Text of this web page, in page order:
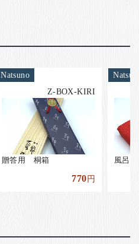
Natsuno
Z-BOX-KIRI
贈答用 桐箱
770円
風呂